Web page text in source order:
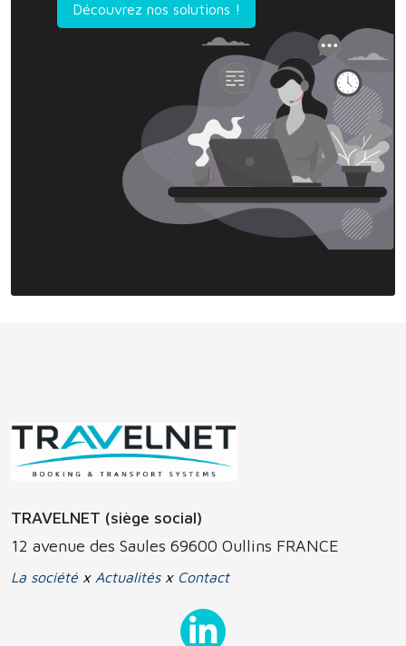
Découvrez nos solutions !
TRAVELNET (siège social)
12 avenue des Saules 69600 Oullins FRANCE
La société x Actualitésx Contact